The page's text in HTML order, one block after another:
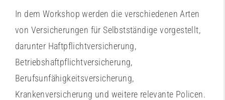
In dem Workshop werden die verschiedenen Arten
von Versicherungen für Selbstständige vorgestellt,
darunter Haftpflichtversicherung,
Betriebshaftpflichtversicherung,
Berufsunfähigkeitsversicherung,
Krankenversicherung und weitere relevante Policen.